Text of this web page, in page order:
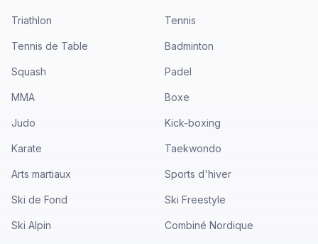
Triathlon Tennis
Tennis de Table Badminton
Squash Padel
MMA Boxe
Judo Kick-boxing
Karate Taekwondo
Arts martiaux Sports d'hiver
Ski de Fond Ski Freestyle
Ski Alpin Combiné Nordique